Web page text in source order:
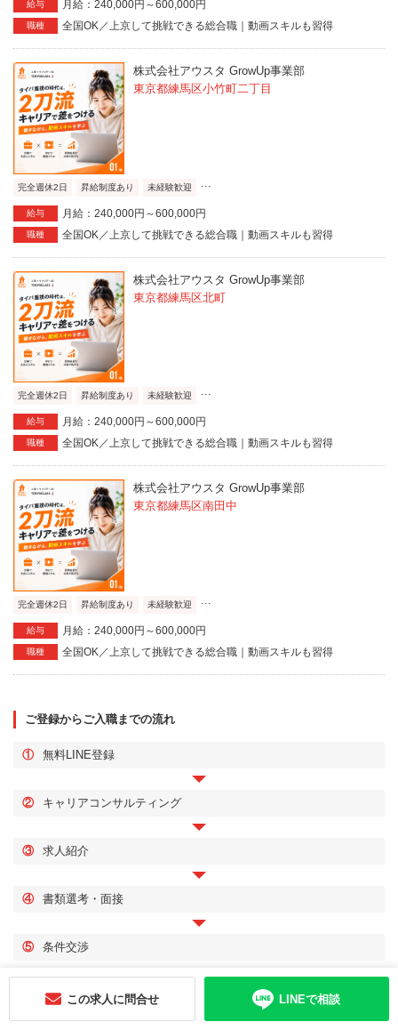
給与 月給：240,000円～600,000円
職種 全国OK／上京して挑戦できる総合職｜動画スキルも習得
株式会社アウスタ GrowUp事業部
東京都練馬区小竹町二丁目
完全週休2日 昇給制度あり 未経験歓迎
給与 月給：240,000円～600,000円
職種 全国OK／上京して挑戦できる総合職｜動画スキルも習得
株式会社アウスタ GrowUp事業部
東京都練馬区北町
完全週休2日 昇給制度あり 未経験歓迎 ...
給与 月給：240,000円～600,000円
職種 全国OK／上京して挑戦できる総合職｜動画スキルも習得
株式会社アウスタ GrowUp事業部
東京都練馬区南田中
完全週休2日 昇給制度あり 未経験歓迎
給与 月給：240,000円～600,000円
職種 全国OK／上京して挑戦できる総合職｜動画スキルも習得
ご登録からご入職までの流れ
① 無料LINE登録
② キャリアコンサルティング
③ 求人紹介
④ 書類選考・面接
⑤ 条件交渉
この求人に問合せ LINEで相談